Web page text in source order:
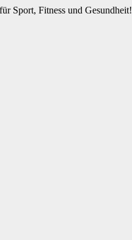
Sport, Fitness und Gesundheit!